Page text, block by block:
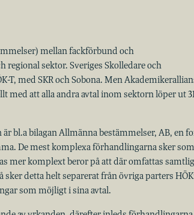
mellan fackförbund och
sektor. Sveriges Skolledare och
T, med SKR och Sobona. Men
med att alla andra avtal inom sektorn löper ut
bl.a bilagan Allmänna bestämmelser, AB, en
De mest komplexa förhandlingarna sker
mer komplext beror på att där omfattas
detta helt separerat från övriga parters
som möjligt i sina avtal.